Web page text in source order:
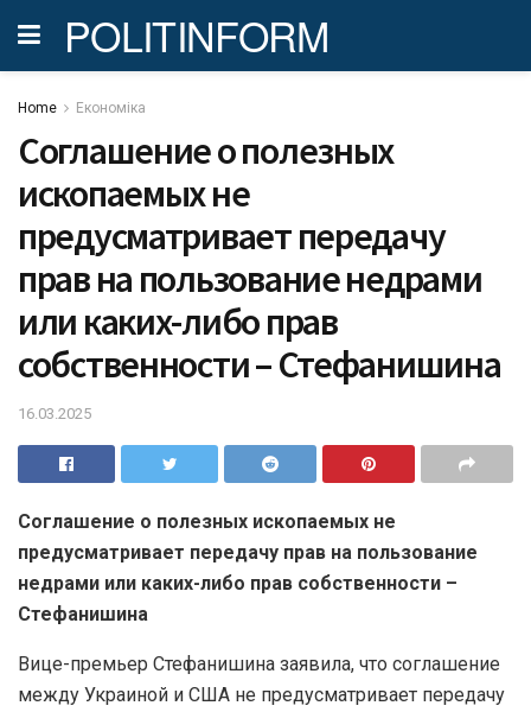
POLITINFORM
Home Економіка
Соглашение о полезных
ископаемых не
предусматривает передачу
прав на пользование недрами
или каких-либо прав
собственности – Стефанишина
16.03.2025
Соглашение о полезных ископаемых не
предусматривает передачу прав на пользование
недрами или каких-либо прав собственности –
Стефанишина
Вице-премьер Стефанишина заявила, что соглашение
между Украиной и США не предусматривает передачу